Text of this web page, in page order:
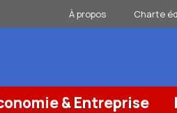
À propos Charte
& Entreprise